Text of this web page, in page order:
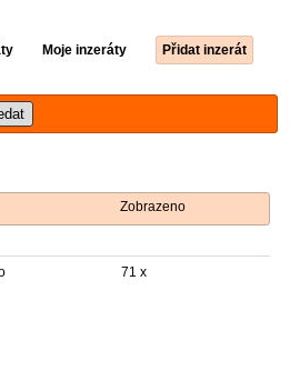
Moje inzeráty Přidat inzerát
Zobrazeno
71 x